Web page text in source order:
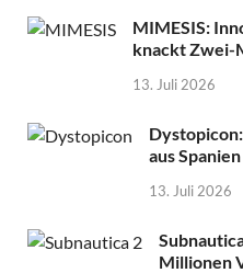
MIMESIS:
knackt Zwei-
13. Juli 2026
aus
13. Juli 2026
Millionen